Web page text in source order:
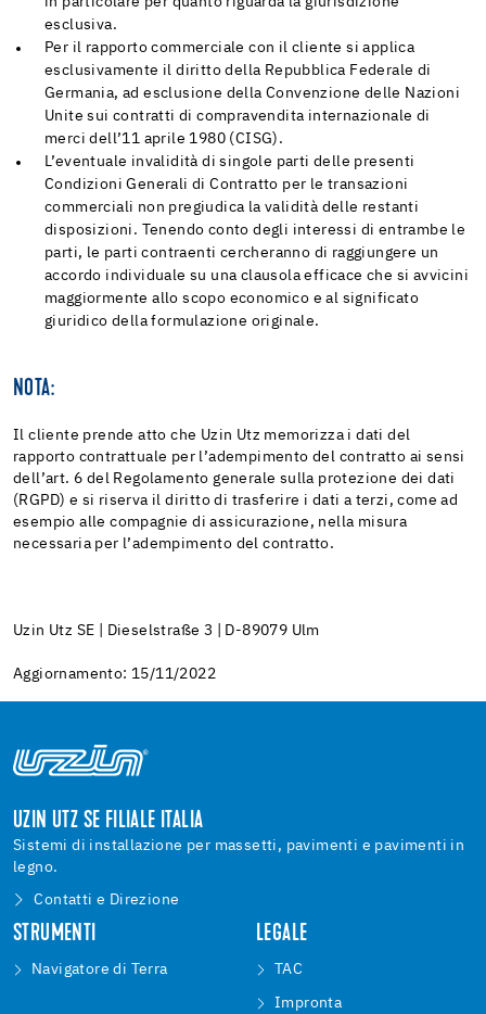
esclusiva.
Per il rapporto commerciale con il cliente si applica
esclusivamente il diritto della Repubblica Federale di
Germania, ad esclusione della Convenzione delle Nazioni
Unite sui contratti di compravendita internazionale di
merci dell’11 aprile 1980 (CISG).
L’eventuale invalidità di singole parti delle presenti
Condizioni Generali di Contratto per le transazioni
commerciali non pregiudica la validità delle restanti
disposizioni. Tenendo conto degli interessi di entrambe le
parti, le parti contraenti cercheranno di raggiungere un
accordo individuale su una clausola efficace che si avvicini
maggiormente allo scopo economico e al significato
giuridico della formulazione originale.
NOTA:
Il cliente prende atto che Uzin Utz memorizza i dati del
rapporto contrattuale per l’adempimento del contratto ai sensi
dell’art. 6 del Regolamento generale sulla protezione dei dati
(RGPD) e si riserva il diritto di trasferire i dati a terzi, come ad
esempio alle compagnie di assicurazione, nella misura
necessaria per l’adempimento del contratto.
Uzin Utz SE | Dieselstraße 3 | D-89079 Ulm
Aggiornamento: 15/11/2022
UZIN UTZ SE FILIALE ITALIA
Sistemi di installazione per massetti, pavimenti e pavimenti in
legno.
Contatti e Direzione
STRUMENTI
Navigatore di Terra
LEGALE
TAC
Impronta